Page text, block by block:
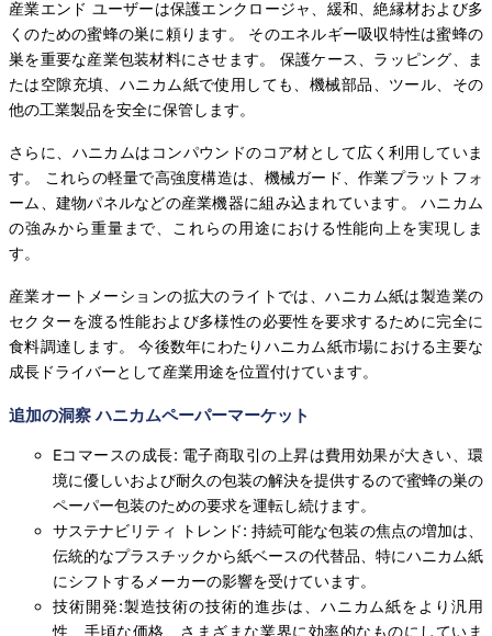
産業エンド ユーザーは保護エンクロージャ、緩和、絶縁材および多
くのための蜜蜂の巣に頼ります。 そのエネルギー吸収特性は蜜蜂の
巣を重要な産業包装材料にさせます。 保護ケース、ラッピング、ま
たは空隙充填、ハニカム紙で使用しても、機械部品、ツール、その
他の工業製品を安全に保管します。
さらに、ハニカムはコンパウンドのコア材として広く利用していま
す。 これらの軽量で高強度構造は、機械ガード、作業プラットフォ
ーム、建物パネルなどの産業機器に組み込まれています。 ハニカム
の強みから重量まで、これらの用途における性能向上を実現しま
す。
産業オートメーションの拡大のライトでは、ハニカム紙は製造業の
セクターを渡る性能および多様性の必要性を要求するために完全に
食料調達します。 今後数年にわたりハニカム紙市場における主要な
成長ドライバーとして産業用途を位置付けています。
追加の洞察 ハニカムペーパーマーケット
Eコマースの成長: 電子商取引の上昇は費用効果が大きい、環
境に優しいおよび耐久の包装の解決を提供するので蜜蜂の巣の
ペーパー包装のための要求を運転し続けます。
サステナビリティ トレンド: 持続可能な包装の焦点の増加は、
伝統的なプラスチックから紙ベースの代替品、特にハニカム紙
にシフトするメーカーの影響を受けています。
技術開発:製造技術の技術的進歩は、ハニカム紙をより汎用
性、手頃な価格、さまざまな業界に効率的なものにしていま